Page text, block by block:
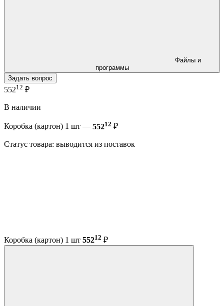
программы
Задать вопрос
55212 ₽
В наличии
Коробка (картон) 1 шт — 55212 ₽
Статус товара: выводится из поставок
Коробка (картон) 1 шт 55212 ₽